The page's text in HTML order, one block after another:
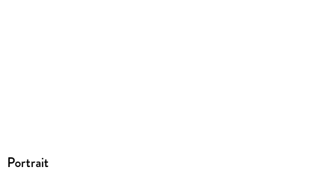
Portrait